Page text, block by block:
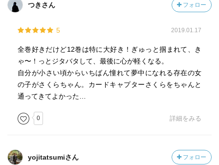
つきさん フォロー
5 2019.01.17
全巻好きだけど12巻は特に大好き！ぎゅっと掴まれて、き
ゃ〜！っとジタバタして、最後に心が軽くなる。
自分が小さい頃からいちばん憧れて夢中になれる存在の女
の子がさくらちゃん。カードキャプターさくらをちゃんと
通ってきてよかった…
0 詳細をみる
yojitatsumiさん フォロー